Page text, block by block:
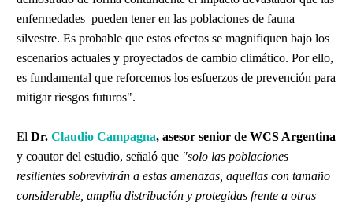
enfermedades pueden tener en las poblaciones de fauna
silvestre. Es probable que estos efectos se magnifiquen bajo los
escenarios actuales y proyectados de cambio climático. Por ello,
es fundamental que reforcemos los esfuerzos de prevención para
mitigar riesgos futuros".
El Dr. Claudio Campagna, asesor senior de WCS Argentina
y coautor del estudio, señaló que "solo las poblaciones
resilientes sobrevivirán a estas amenazas, aquellas con tamaño
considerable, amplia distribución y protegidas frente a otras